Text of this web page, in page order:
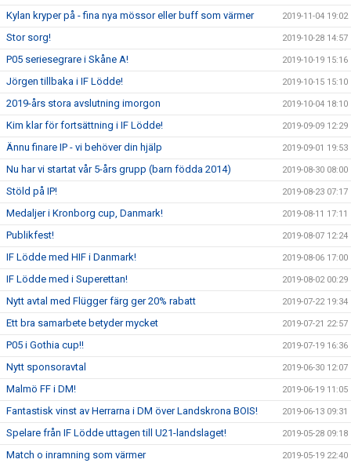
Kylan kryper på - fina nya mössor eller buff som värmer 2019-11-04 19:02
Stor sorg! 2019-10-28 14:57
P05 seriesegrare i Skåne A! 2019-10-19 15:16
Jörgen tillbaka i IF Lödde! 2019-10-15 15:10
2019-års stora avslutning imorgon 2019-10-04 18:10
Kim klar för fortsättning i IF Lödde! 2019-09-09 12:29
Ännu finare IP - vi behöver din hjälp 2019-09-01 19:53
Nu har vi startat vår 5-års grupp (barn födda 2014) 2019-08-30 08:00
Stöld på IP! 2019-08-23 07:17
Medaljer i Kronborg cup, Danmark! 2019-08-11 17:11
Publikfest! 2019-08-07 12:24
IF Lödde med HIF i Danmark! 2019-08-06 17:00
IF Lödde med i Superettan! 2019-08-02 00:29
Nytt avtal med Flügger färg ger 20% rabatt 2019-07-22 19:34
Ett bra samarbete betyder mycket 2019-07-21 22:57
P05 i Gothia cup!! 2019-07-19 16:36
Nytt sponsoravtal 2019-06-30 12:07
Malmö FF i DM! 2019-06-19 11:05
Fantastisk vinst av Herrarna i DM över Landskrona BOIS! 2019-06-13 09:31
Spelare från IF Lödde uttagen till U21-landslaget! 2019-05-28 09:18
Match o inramning som värmer 2019-05-19 22:40